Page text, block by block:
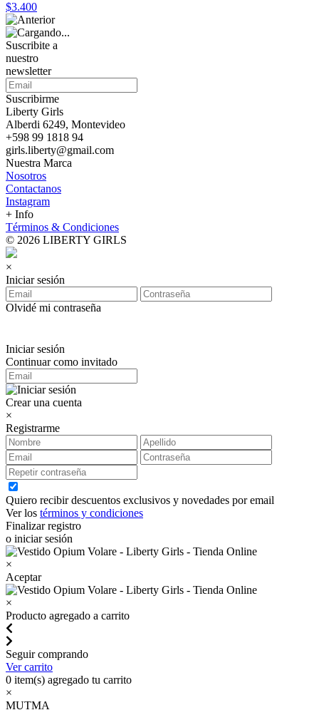
$3.400
Suscribite a
nuestro
newsletter
Suscribirme
Liberty Girls
Alberdi 6249, Montevideo
+598 99 1818 94
girls.liberty@gmail.com
Nuestra Marca
Nosotros
Contactanos
Instagram
+ Info
Términos & Condiciones
© 2026 LIBERTY GIRLS
×
Iniciar sesión
Olvidé mi contraseña
Iniciar sesión
Continuar como invitado
Crear una cuenta
×
Registrarme
Quiero recibir descuentos exclusivos y novedades por email
Ver los términos y condiciones
Finalizar registro
o iniciar sesión
×
Aceptar
×
Producto agregado a carrito
Seguir comprando
Ver carrito
0 item(s) agregado tu carrito
×
MUTMA